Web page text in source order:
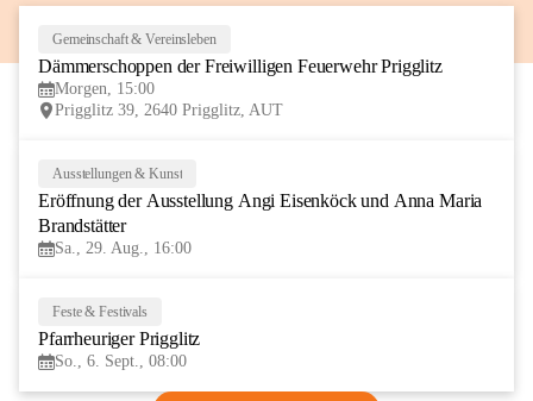
Gemeinschaft & Vereinsleben
Dämmerschoppen der Freiwilligen Feuerwehr Prigglitz
Morgen, 15:00
Prigglitz 39, 2640 Prigglitz, AUT
AUG
Ausstellungen & Kunst
Eröffnung der Ausstellung Angi Eisenköck und Anna Maria
Brandstätter
Sa., 29. Aug., 16:00
Feste & Festivals
Pfarrheuriger Prigglitz
So., 6. Sept., 08:00